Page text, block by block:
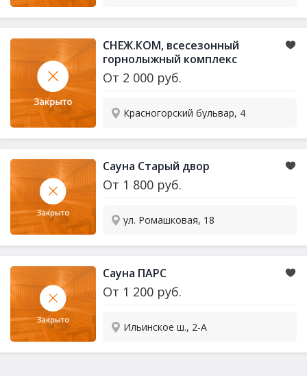
СНЕЖ.КОМ, всесезонный
горнолыжный комплекс
От 2 000 руб.
Красногорский бульвар, 4
Сауна Старый двор
От 1 800 руб.
ул. Ромашковая, 18
Сауна ПАРС
От 1 200 руб.
Ильинское ш., 2-А